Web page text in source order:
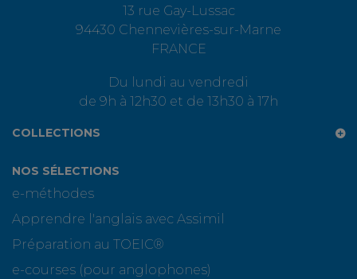
13 rue Gay-Lussac
94430 Chennevières-sur-Marne
FRANCE
Du lundi au vendredi
de 9h à 12h30 et de 13h30 à 17h
COLLECTIONS
NOS SÉLECTIONS
e-méthodes
Apprendre l'anglais avec Assimil
Préparation au TOEIC®
e-courses (pour anglophones)